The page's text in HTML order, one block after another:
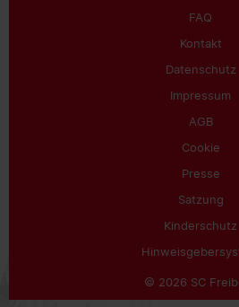
FAQ
Kontakt
Datenschutz
Impressum
AGB
Cookie
Presse
Satzung
Kinderschutz
© 2026 SC